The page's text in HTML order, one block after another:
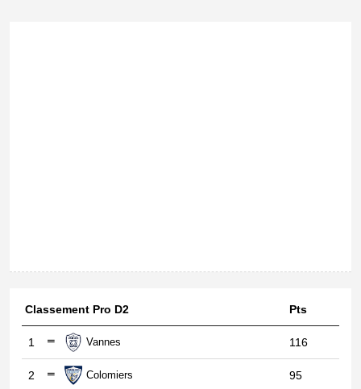
Classement Pro D2 Pts
1 Vannes 116
2 Colomiers 95